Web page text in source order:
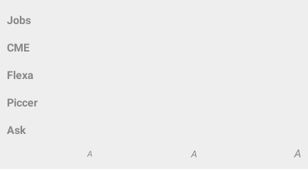
Jobs
CME
Flexa
Piccer
Ask
A A A